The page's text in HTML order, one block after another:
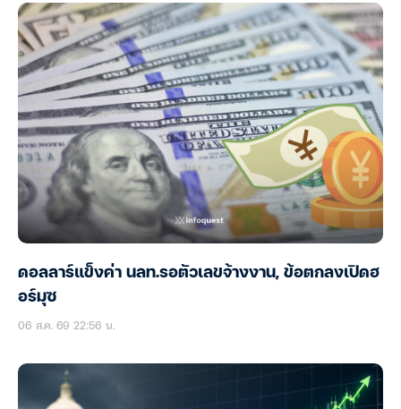
ดอลลาร์แข็งค่า นลท.รอตัวเลขจ้างงาน, ข้อตกลงเปิดฮ
อร์มุซ
06 ส.ค. 69 22:56 น.